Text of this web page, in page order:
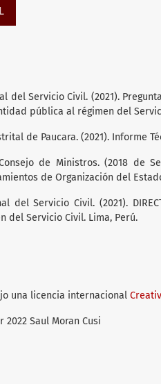
del Servicio Civil. (2021).
pública al régimen del
de Paucara. (2021). Informe
de Ministros. (2018 de
de Organización del
del Servicio Civil. (2021).
del Servicio Civil. Lima, Perú.
una licencia internacional
2022 Saul Moran Cusi